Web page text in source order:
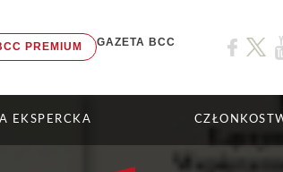
PREMIUM GAZETA BCC
EKSPERCKA